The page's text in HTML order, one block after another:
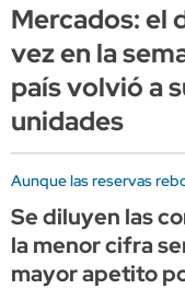
Mercados: el
vez en la
país volvió a
unidades
Aunque las reservas
Se diluyen las
la menor cifra
mayor apetito